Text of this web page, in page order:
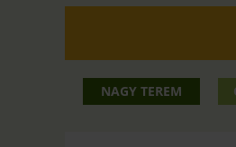
NAGY TEREM